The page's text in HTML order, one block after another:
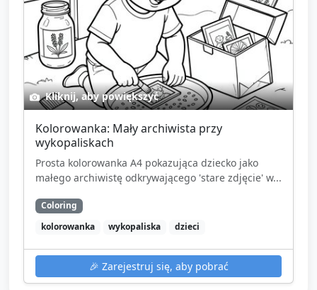
Kliknij, aby powiększyć
Kolorowanka: Mały archiwista przy
wykopaliskach
Prosta kolorowanka A4 pokazująca dziecko jako
małego archiwistę odkrywającego 'stare zdjęcie' w...
Coloring
kolorowanka
wykopaliska dzieci
🎉 Zarejestruj się, aby pobrać